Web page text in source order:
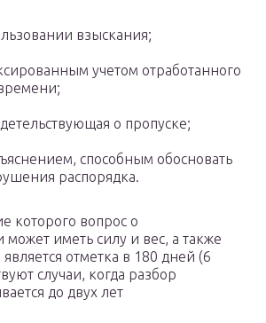
взыскания;
учетом отработанного
о пропуске;
способным обосновать
распорядка.
которого вопрос о
иметь силу и вес, а также
является отметка в 180 дней (6
случаи, когда разбор
до двух лет